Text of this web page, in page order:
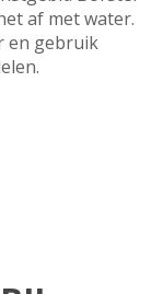
af met water.
en gebruik